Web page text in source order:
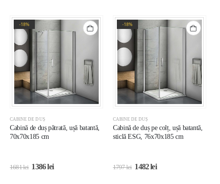
-18%
CABINE DE DUȘ
Cabină de duș pătrată, ușă batantă,
70x70x185 cm
1681lei 1386lei
-18%
CABINE DE DUȘ
Cabină de duș pe colț, ușă batantă,
sticlă ESG, 76x70x185 cm
1797lei 1482lei